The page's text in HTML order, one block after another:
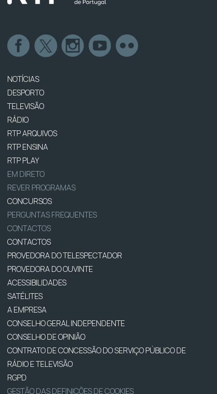
NOTÍCIAS
DESPORTO
TELEVISÃO
RÁDIO
RTP ARQUIVOS
RTP ENSINA
RTP PLAY
EM DIRETO
REVER PROGRAMAS
CONCURSOS
PERGUNTAS FREQUENTES
CONTACTOS
CONTACTOS
PROVEDORA DO TELESPECTADOR
PROVEDORA DO OUVINTE
ACESSIBILIDADES
SATÉLITES
A EMPRESA
CONSELHO GERAL INDEPENDENTE
CONSELHO DE OPINIÃO
CONTRATO DE CONCESSÃO DO SERVIÇO PÚBLICO DE
RÁDIO E TELEVISÃO
RGPD
GESTÃO DAS DEFINIÇÕES DE COOKIES